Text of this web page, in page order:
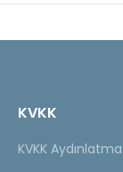
KVKK
KVKK